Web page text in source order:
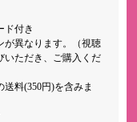
ド付き
異なります。（視聴
いただき、ご購入くだ
料(350円)を含みま